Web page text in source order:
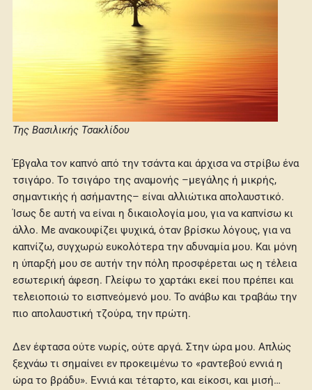
Της Βασιλικής Τσακλίδου
Έβγαλα τον καπνό από την τσάντα και άρχισα να στρίβω ένα
τσιγάρο. Το τσιγάρο της αναμονής –μεγάλης ή μικρής,
σημαντικής ή ασήμαντης– είναι αλλιώτικα απολαυστικό.
Ίσως δε αυτή να είναι η δικαιολογία μου, για να καπνίσω κι
άλλο. Με ανακουφίζει ψυχικά, όταν βρίσκω λόγους, για να
καπνίζω, συγχωρώ ευκολότερα την αδυναμία μου. Και μόνη
η ύπαρξή μου σε αυτήν την πόλη προσφέρεται ως η τέλεια
εσωτερική άφεση. Γλείφω το χαρτάκι εκεί που πρέπει και
τελειοποιώ το εισπνεόμενό μου. Το ανάβω και τραβάω την
πιο απολαυστική τζούρα, την πρώτη.
Δεν έφτασα ούτε νωρίς, ούτε αργά. Στην ώρα μου. Απλώς
ξεχνάω τι σημαίνει εν προκειμένω το «ραντεβού εννιά η
ώρα το βράδυ». Εννιά και τέταρτο, και είκοσι, και μισή…